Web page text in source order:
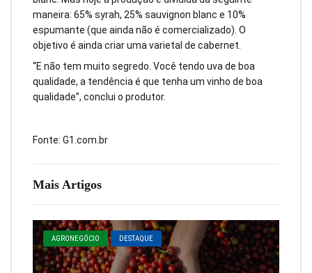
Mais Artigos
AGRONEGÓCIO DESTAQUE
maneira: 65% syrah, 25% sauvignon blanc e 10%
espumante (que ainda não é comercializado). O
objetivo é ainda criar uma varietal de cabernet.
“E não tem muito segredo. Você tendo uva de boa
qualidade, a tendência é que tenha um vinho de boa
qualidade”, conclui o produtor.
Fonte: G1.com.br